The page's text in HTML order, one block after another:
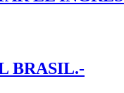
BRASIL.-